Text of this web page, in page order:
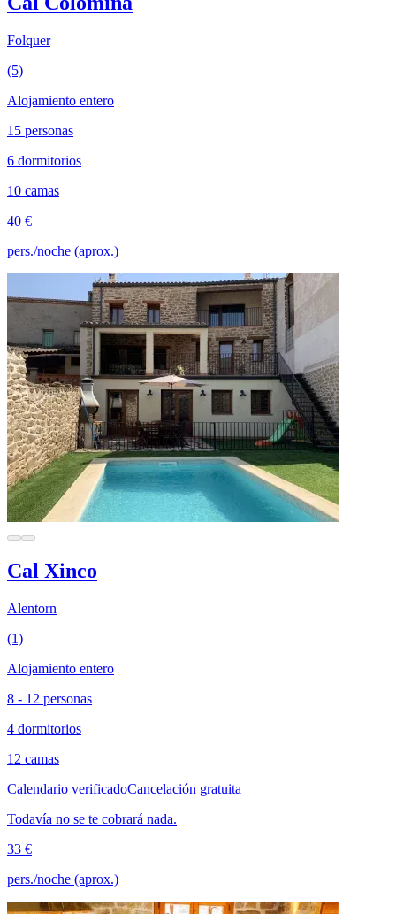
Folquer
(5)
Alojamiento entero
15 personas
6 dormitorios
10 camas
40 €
pers./noche (aprox.)
Cal Xinco
Alentorn
(1)
Alojamiento entero
8 - 12 personas
4 dormitorios
12 camas
Calendario verificadoCancelación gratuita
Todavía no se te cobrará nada.
33 €
pers./noche (aprox.)